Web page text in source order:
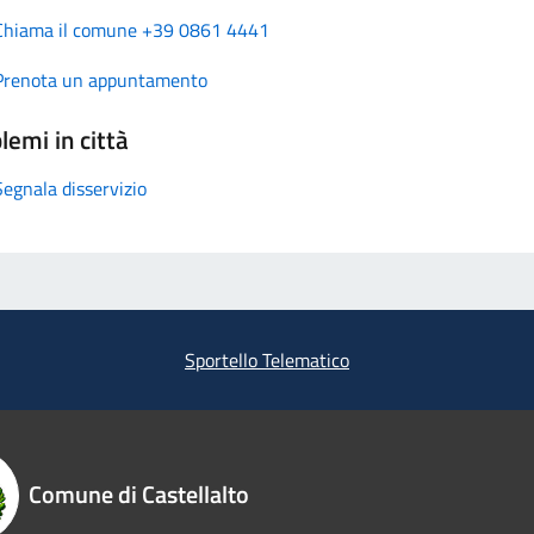
il comune +39 0861 4441
un appuntamento
in città
disservizio
Sportello Telematico
Comune di Castellalto